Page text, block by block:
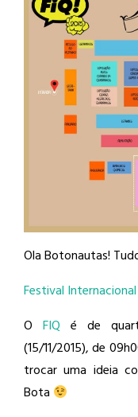
Ola Botonautas!
Festival
O FIQ é de
(15/11/2015), de
trocar uma ideia
Bota